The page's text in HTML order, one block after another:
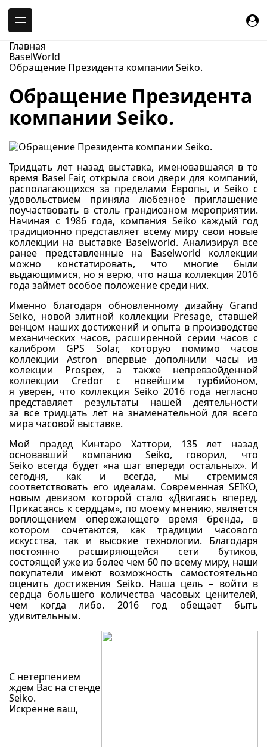
Главная
BaselWorld
Обращение Президента компании Seiko.
Обращение Президента
компании Seiko.
Тридцать лет назад выставка, именовавшаяся в то
время Basel Fair, открыла свои двери для компаний,
располагающихся за пределами Европы, и Seiko с
удовольствием приняла любезное приглашение
поучаствовать в столь грандиозном мероприятии.
Начиная с 1986 года, компания Seiko каждый год
традиционно представляет всему миру свои новые
коллекции на выставке Baselworld. Анализируя все
ранее представленные на Baselworld коллекции
можно констатировать, что многие были
выдающимися, но я верю, что наша коллекция 2016
года займет особое положение среди них.
Именно благодаря обновленному дизайну Grand
Seiko, новой элитной коллекции Presage, ставшей
венцом наших достижений и опыта в производстве
механических часов, расширенной серии часов с
калибром GPS Solar, которую помимо часов
коллекции Astron впервые дополнили часы из
колекции Prospex, а также непревзойденной
коллекции Credor с новейшим турбийоном,
я уверен, что коллекция Seiko 2016 года негласно
представляет результаты нашей деятельности
за все тридцать лет на знаменательной для всего
мира часовой выставке.
Мой прадед Кинтаро Хаттори, 135 лет назад
основавший компанию Seiko, говорил, что
Seiko всегда будет «на шаг впереди остальных». И
сегодня, как и всегда, мы стремимся
соответствовать его идеалам. Современная SEIKO,
новым девизом которой стало «Двигаясь вперед.
Прикасаясь к сердцам», по моему мнению, является
воплощением опережающего время бренда, в
котором сочетаются, как традиции часового
искусства, так и высокие технологии. Благодаря
постоянно расширяющейся сети бутиков,
состоящей уже из более чем 60 по всему миру, наши
покупатели имеют возможность самостоятельно
оценить достижения Seiko. Наша цель – войти в
сердца большего количества часовых ценителей,
чем когда либо. 2016 год обещает быть
удивительным.
С нетерпением
ждем Вас на стенде
Seiko.
Искренне ваш,